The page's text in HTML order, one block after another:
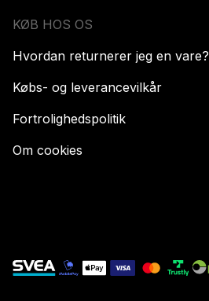
KØB HOS OS
Hvordan returnerer jeg en vare?
Købs- og leverancevilkår
Fortrolighedspolitik
Om cookies